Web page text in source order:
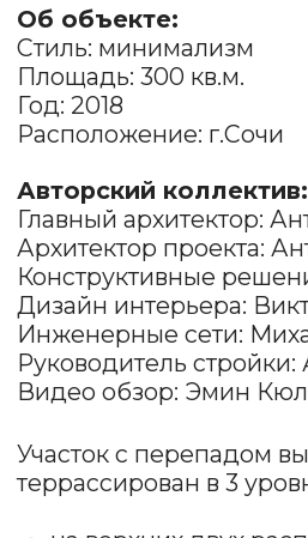
Архитектор проекта: Антон Кузьма
Конструктивные решения: Иван
Дизайн интерьера: Виктория
Инженерные сети: Михаил
Руководитель стройки: Антон
Видео обзор: Эмин Кюлян
террассирован в 3 уровня:
на верхних двух расположено
с благоустроенной
домом и бассейном;
на нижнем зона для посадки
растений с беседкой;
4 парковочных места;
Входная зона с навесом;
Минималистичный дизайн
функциональное пространство;
Панорамные окна.
Этот дом мы
комплексе с архитектурой